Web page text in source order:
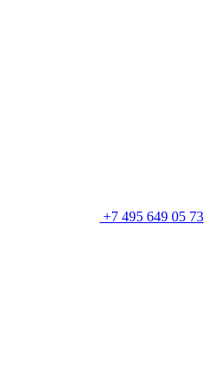
+7 495 649 05 73